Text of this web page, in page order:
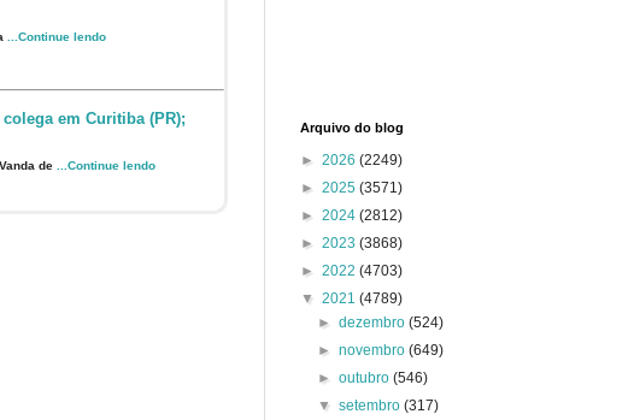
...Continue lendo
em Curitiba (PR);
de ...Continue lendo
Arquivo do blog
► 2026 (2249)
► 2025 (3571)
► 2024 (2812)
► 2023 (3868)
► 2022 (4703)
▼ 2021 (4789)
►dezembro(524)
►novembro(649)
►outubro(546)
▼setembro(317)